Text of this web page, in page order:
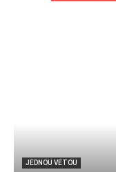
JEDNOU VETOU